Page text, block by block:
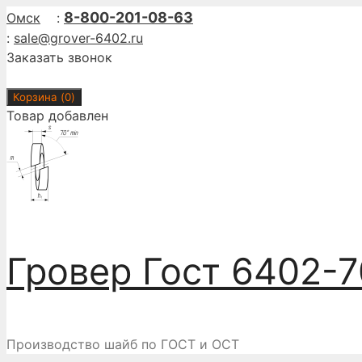
Перейти
к
содержимому
Омск : 8-800-201-08-63
: sale@grover-6402.ru
Заказать звонок
Корзина (0)
Товар добавлен
Гровер Гост 6402-
Производство шайб по ГОСТ и ОСТ